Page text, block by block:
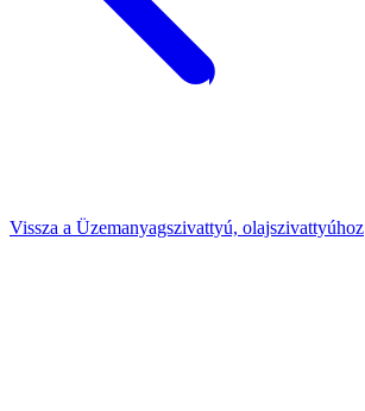
Vissza a Üzemanyagszivattyú, olajszivattyúhoz